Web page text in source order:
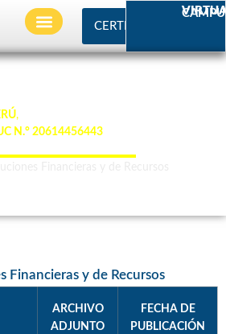
CERTIFICADO
y de Recursos
,
N.° 20614456443
Financieras y de Recursos
ARCHIVO
ADJUNTO
FECHA DE
PUBLICACIÓN